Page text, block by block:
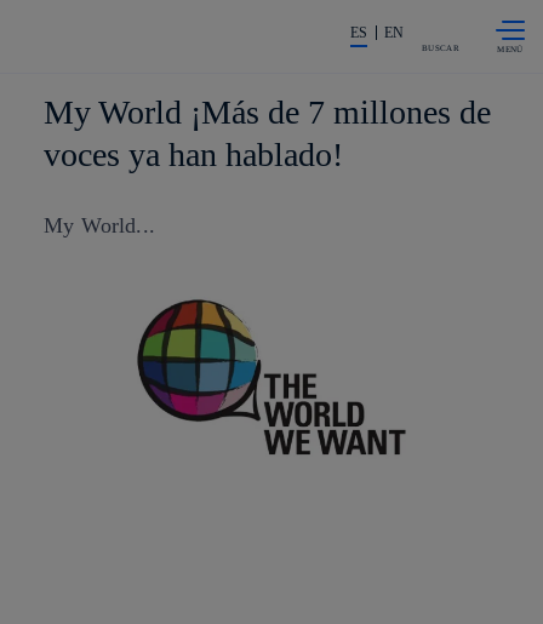
La acción en accionistas e
ES EN
BUSCAR
My World ¡Más de 7 millones de
voces ya han hablado!
My World...